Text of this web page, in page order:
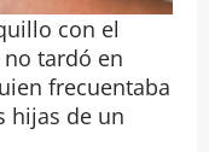
con el
tardó en
frecuentaba
hijas de un